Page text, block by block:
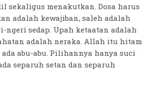
sekaligus menakutkan. Dosa harus
adalah kewajiban, saleh adalah
ngeri sedap. Upah ketaatan adalah
adalah neraka. Allah itu hitam
abu-abu. Pilihannya hanya suci
separuh setan dan separuh